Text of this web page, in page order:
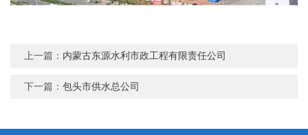
上一篇： 内蒙古东源水利市政工程有限责任公司
下一篇：包头市供水总公司